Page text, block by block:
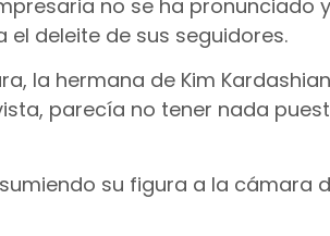
no se ha pronunciado
deleite de sus seguidores.
la hermana de Kim Kardashian
parecía no tener nada
su figura a la cámara